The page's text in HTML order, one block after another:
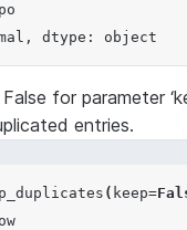
dtype: object
for parameter
entries.
( keep=